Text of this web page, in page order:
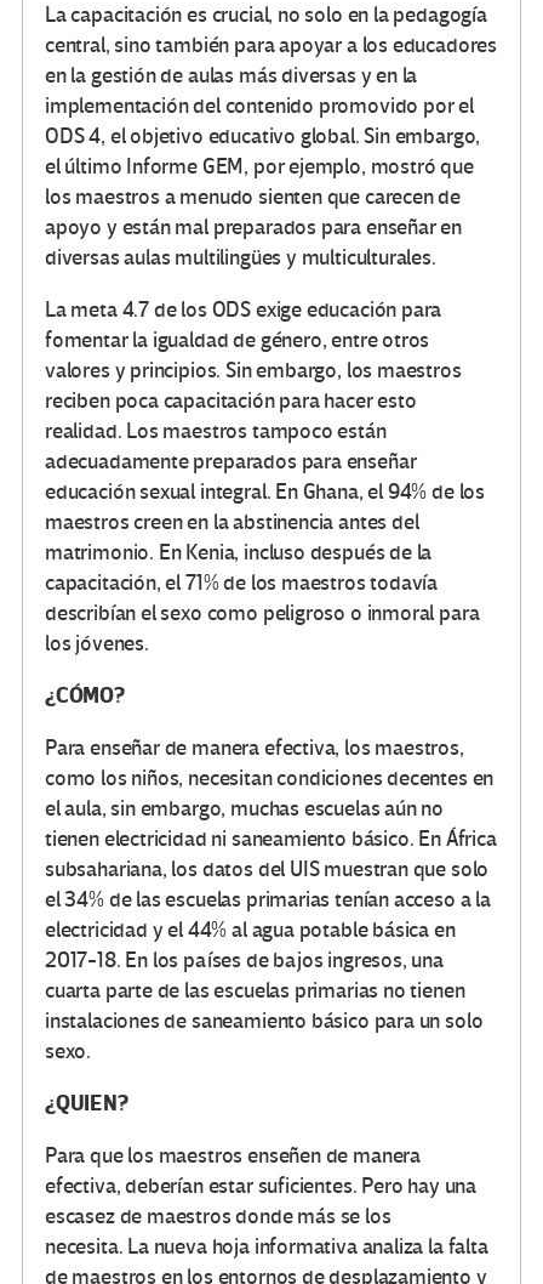
La capacitación es crucial, no solo en la pedagogía
central, sino también para apoyar a los educadores
en la gestión de aulas más diversas y en la
implementación del contenido promovido por el
ODS 4, el objetivo educativo global. Sin embargo,
el último Informe GEM, por ejemplo, mostró que
los maestros a menudo sienten que carecen de
apoyo y están mal preparados para enseñar en
diversas aulas multilingües y multiculturales.
La meta 4.7 de los ODS exige educación para
fomentar la igualdad de género, entre otros
valores y principios. Sin embargo, los maestros
reciben poca capacitación para hacer esto
realidad. Los maestros tampoco están
adecuadamente preparados para enseñar
educación sexual integral. En Ghana, el 94% de los
maestros creen en la abstinencia antes del
matrimonio. En Kenia, incluso después de la
capacitación, el 71% de los maestros todavía
describían el sexo como peligroso o inmoral para
los jóvenes.
¿CÓMO?
Para enseñar de manera efectiva, los maestros,
como los niños, necesitan condiciones decentes en
el aula, sin embargo, muchas escuelas aún no
tienen electricidad ni saneamiento básico. En África
subsahariana, los datos del UIS muestran que solo
el 34% de las escuelas primarias tenían acceso a la
electricidad y el 44% al agua potable básica en
2017-18. En los países de bajos ingresos, una
cuarta parte de las escuelas primarias no tienen
instalaciones de saneamiento básico para un solo
sexo.
¿QUIEN?
Para que los maestros enseñen de manera
efectiva, deberían estar suficientes. Pero hay una
escasez de maestros donde más se los
necesita. La nueva hoja informativa analiza la falta
de maestros en los entornos de desplazamiento y